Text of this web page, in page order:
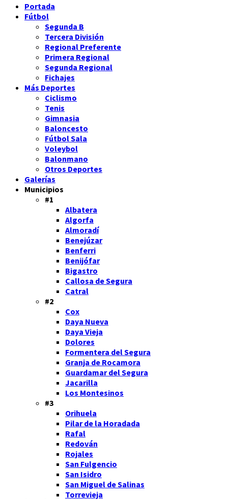
Portada
Fútbol
Segunda B
Tercera División
Regional Preferente
Primera Regional
Segunda Regional
Fichajes
Más Deportes
Ciclismo
Tenis
Gimnasia
Baloncesto
Fútbol Sala
Voleybol
Balonmano
Otros Deportes
Galerías
Municipios
#1
Albatera
Algorfa
Almoradí
Benejúzar
Benferri
Benijófar
Bigastro
Callosa de Segura
Catral
#2
Cox
Daya Nueva
Daya Vieja
Dolores
Formentera del Segura
Granja de Rocamora
Guardamar del Segura
Jacarilla
Los Montesinos
#3
Orihuela
Pilar de la Horadada
Rafal
Redován
Rojales
San Fulgencio
San Isidro
San Miguel de Salinas
Torrevieja